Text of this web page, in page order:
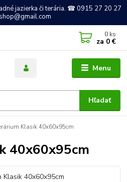
jazierka či terária. ☎ 0915 27 20 27
Menu
Hľadať
0 ks
za 0 €
Klasik 40x60x95cm
40x60x95cm